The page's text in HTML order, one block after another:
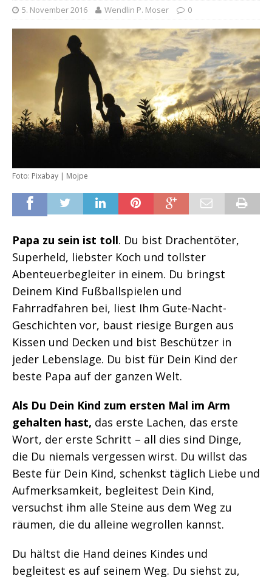
5. November 2016 Wendlin P. Moser 0
Foto: Pixabay | Mojpe
Papa zu sein ist toll. Du bist Drachentöter,
Superheld, liebster Koch und tollster
Abenteuerbegleiter in einem. Du bringst
Deinem Kind Fußballspielen und
Fahrradfahren bei, liest Ihm Gute-Nacht-
Geschichten vor, baust riesige Burgen aus
Kissen und Decken und bist Beschützer in
jeder Lebenslage. Du bist für Dein Kind der
beste Papa auf der ganzen Welt.
Als Du Dein Kind zum ersten Mal im Arm
gehalten hast, das erste Lachen, das erste
Wort, der erste Schritt – all dies sind Dinge,
die Du niemals vergessen wirst. Du willst das
Beste für Dein Kind, schenkst täglich Liebe und
Aufmerksamkeit, begleitest Dein Kind,
versuchst ihm alle Steine aus dem Weg zu
räumen, die du alleine wegrollen kannst.
Du hältst die Hand deines Kindes und
begleitest es auf seinem Weg. Du siehst zu,